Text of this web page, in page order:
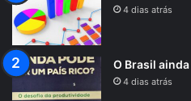
4 dias atrás
O Brasil
4 dias atrás